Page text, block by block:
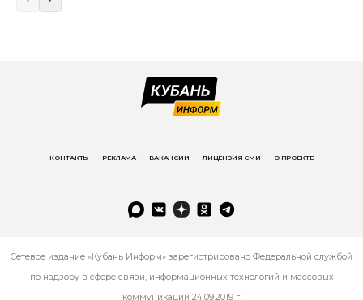
КОНТАКТЫ РЕКЛАМА ВАКАНСИИ ЛИЦЕНЗИЯ СМИ О ПРОЕКТЕ
Сетевое издание «Кубань Информ» зарегистрировано Федеральной службой
по надзору в сфере связи, информационных технологий и массовых
коммуникаций 24.09.2019 г.